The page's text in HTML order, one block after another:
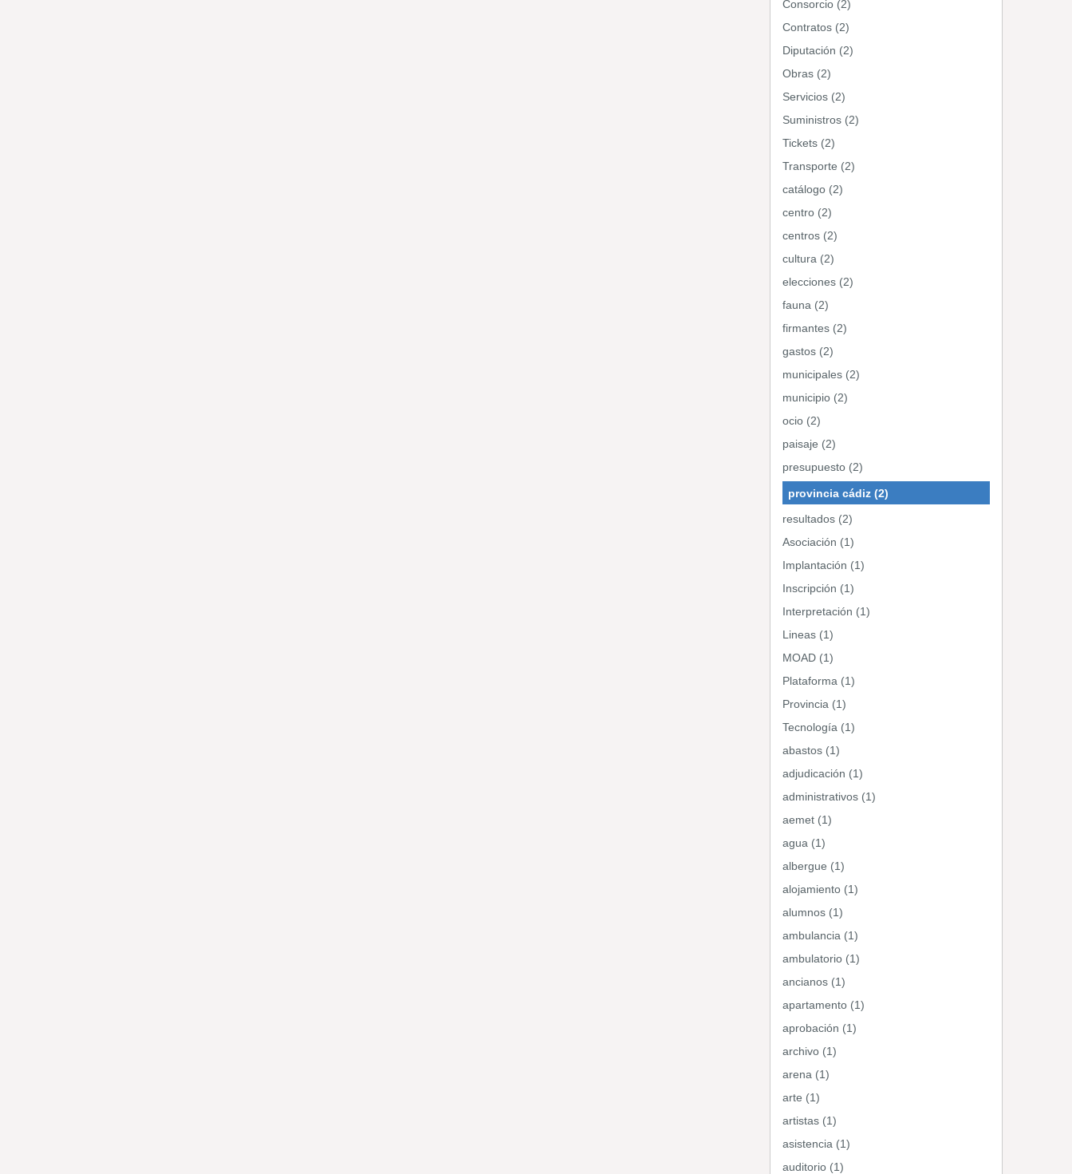
Consorcio (2)
Contratos (2)
Diputación (2)
Obras (2)
Servicios (2)
Suministros (2)
Tickets (2)
Transporte (2)
catálogo (2)
centro (2)
centros (2)
cultura (2)
elecciones (2)
fauna (2)
firmantes (2)
gastos (2)
municipales (2)
municipio (2)
ocio (2)
paisaje (2)
presupuesto (2)
provincia cádiz (2)
resultados (2)
Asociación (1)
Implantación (1)
Inscripción (1)
Interpretación (1)
Lineas (1)
MOAD (1)
Plataforma (1)
Provincia (1)
Tecnología (1)
abastos (1)
adjudicación (1)
administrativos (1)
aemet (1)
agua (1)
albergue (1)
alojamiento (1)
alumnos (1)
ambulancia (1)
ambulatorio (1)
ancianos (1)
apartamento (1)
aprobación (1)
archivo (1)
arena (1)
arte (1)
artistas (1)
asistencia (1)
auditorio (1)